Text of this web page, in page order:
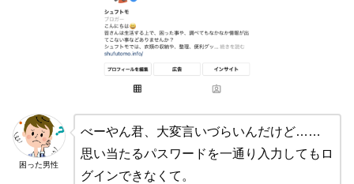
困った男性
べーやん君、大変言いづらいんだけど……
思い当たるパスワードを一通り入力してもロ
グインできなくて。